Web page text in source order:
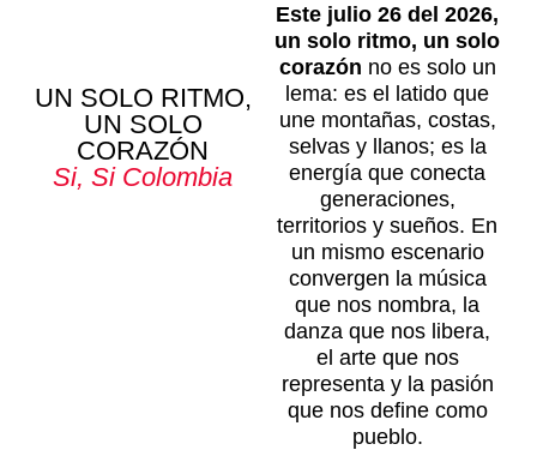
UN SOLO RITMO,
UN SOLO
CORAZÓN
Si, Si Colombia
Este julio 26 del 2026,
un solo ritmo, un solo
corazón no es solo un
lema: es el latido que
une montañas, costas,
selvas y llanos; es la
energía que conecta
generaciones,
territorios y sueños. En
un mismo escenario
convergen la música
que nos nombra, la
danza que nos libera,
el arte que nos
representa y la pasión
que nos define como
pueblo.